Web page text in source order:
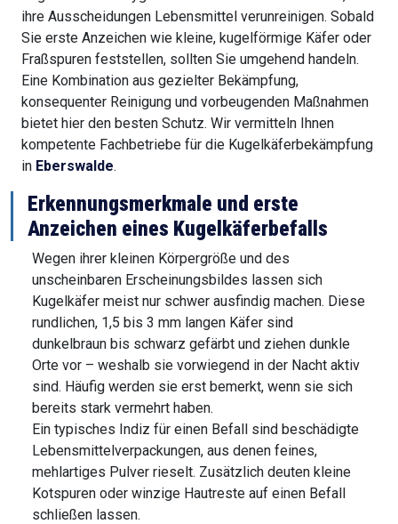
ihre Ausscheidungen Lebensmittel verunreinigen. Sobald
Sie erste Anzeichen wie kleine, kugelförmige Käfer oder
Fraßspuren feststellen, sollten Sie umgehend handeln.
Eine Kombination aus gezielter Bekämpfung,
konsequenter Reinigung und vorbeugenden Maßnahmen
bietet hier den besten Schutz. Wir vermitteln Ihnen
kompetente Fachbetriebe für die Kugelkäferbekämpfung
in Eberswalde.
Erkennungsmerkmale und erste
Anzeichen eines Kugelkäferbefalls
Wegen ihrer kleinen Körpergröße und des
unscheinbaren Erscheinungsbildes lassen sich
Kugelkäfer meist nur schwer ausfindig machen. Diese
rundlichen, 1,5 bis 3 mm langen Käfer sind
dunkelbraun bis schwarz gefärbt und ziehen dunkle
Orte vor – weshalb sie vorwiegend in der Nacht aktiv
sind. Häufig werden sie erst bemerkt, wenn sie sich
bereits stark vermehrt haben.
Ein typisches Indiz für einen Befall sind beschädigte
Lebensmittelverpackungen, aus denen feines,
mehlartiges Pulver rieselt. Zusätzlich deuten kleine
Kotspuren oder winzige Hautreste auf einen Befall
schließen lassen.